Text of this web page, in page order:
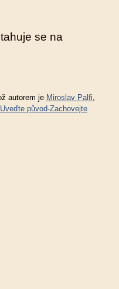
se na
autorem je Miroslav Palfi
původ-Zachovejte